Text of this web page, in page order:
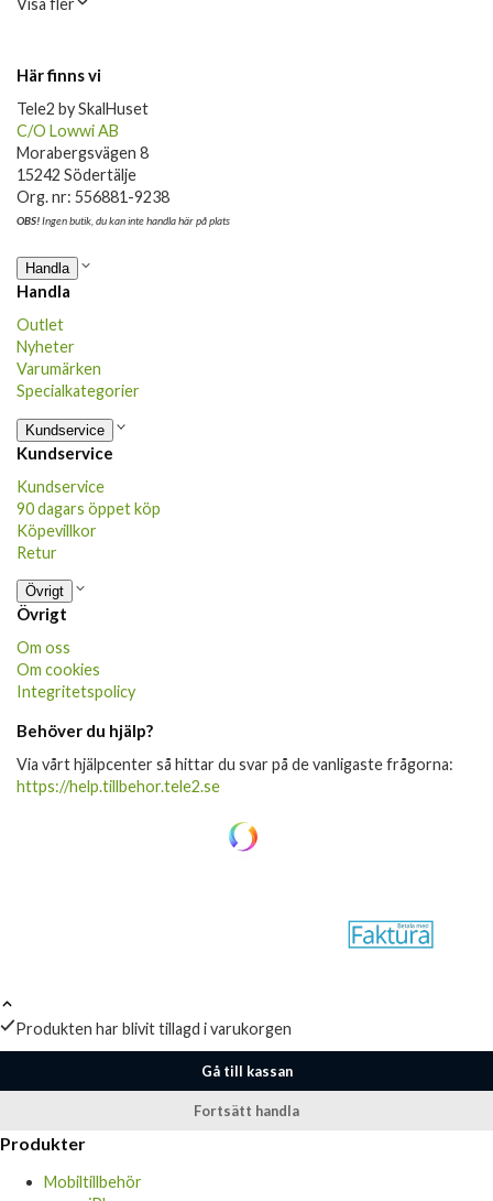
Visa fler
Här finns vi
Tele2 by SkalHuset
C/O Lowwi AB
Morabergsvägen 8
15242 Södertälje
Org. nr: 556881-9238
OBS!Ingen butik, du kan inte handla här på plats
Handla
Handla
Outlet
Nyheter
Varumärken
Specialkategorier
Kundservice
Kundservice
Kundservice
90 dagars öppet köp
Köpevillkor
Retur
Övrigt
Övrigt
Om oss
Om cookies
Integritetspolicy
Behöver du hjälp?
Via vårt hjälpcenter så hittar du svar på de vanligaste frågorna:
https://help.tillbehor.tele2.se
Produkten har blivit tillagd i varukorgen
Gå till kassan
Fortsätt handla
Produkter
Mobiltillbehör